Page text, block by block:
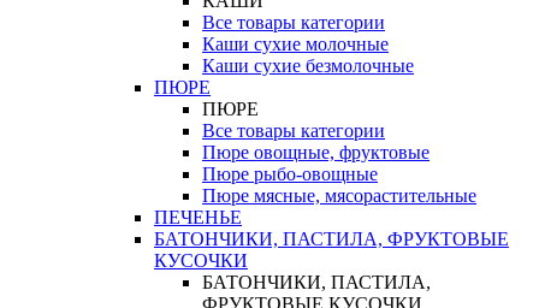
Все товары категории
Каши сухие молочные
Каши сухие безмолочные
ПЮРЕ
ПЮРЕ
Все товары категории
Пюре овощные, фруктовые
Пюре рыбо-овощные
Пюре мясные, мясорастительные
ПЕЧЕНЬЕ
БАТОНЧИКИ, ПАСТИЛА, ФРУКТОВЫЕ
КУСОЧКИ
БАТОНЧИКИ, ПАСТИЛА,
ФРУКТОВЫЕ КУСОЧКИ